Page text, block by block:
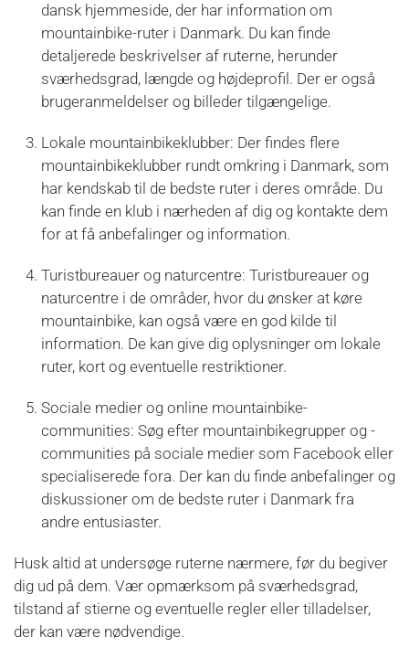
dansk hjemmeside, der har information om
mountainbike-ruter i Danmark. Du kan finde
detaljerede beskrivelser af ruterne, herunder
sværhedsgrad, længde og højdeprofil. Der er også
brugeranmeldelser og billeder tilgængelige.
Lokale mountainbikeklubber: Der findes flere
mountainbikeklubber rundt omkring i Danmark, som
har kendskab til de bedste ruter i deres område. Du
kan finde en klub i nærheden af dig og kontakte dem
for at få anbefalinger og information.
Turistbureauer og naturcentre: Turistbureauer og
naturcentre i de områder, hvor du ønsker at køre
mountainbike, kan også være en god kilde til
information. De kan give dig oplysninger om lokale
ruter, kort og eventuelle restriktioner.
Sociale medier og online mountainbike-
communities: Søg efter mountainbikegrupper og -
communities på sociale medier som Facebook eller
specialiserede fora. Der kan du finde anbefalinger og
diskussioner om de bedste ruter i Danmark fra
andre entusiaster.
Husk altid at undersøge ruterne nærmere, før du begiver
dig ud på dem. Vær opmærksom på sværhedsgrad,
tilstand af stierne og eventuelle regler eller tilladelser,
der kan være nødvendige.